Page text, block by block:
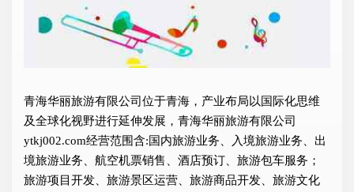
青海华丽旅游有限公司位于青海，产业布局以国际化思维
及全球化视野进行延伸发展，青海华丽旅游有限公司
ytkj002.com经营范围含:国内旅游业务、入境旅游业务、出
境旅游业务、航空机票销售、酒店预订、旅游包车服务；
旅游项目开发、旅游景区运营、旅游商品开发、旅游文化